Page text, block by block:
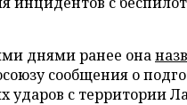
днями ранее она
сообщения о
ударов с территории